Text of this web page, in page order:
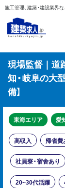
施工管理、建築・建設業界
現場監督｜道
知・岐阜の大
備】
東海エリア 愛
高収入 帰省費
社員寮・宿舍あり
20~30代活躍